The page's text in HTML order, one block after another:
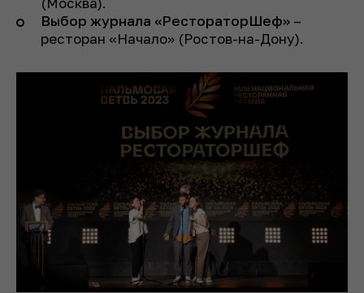
Выбор журнала «РестораторШеф» –
ресторан «Начало» (Ростов-на-Дону).